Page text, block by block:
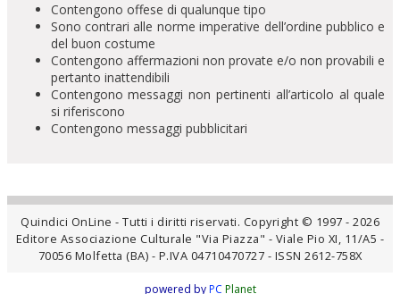
Contengono offese di qualunque tipo
Sono contrari alle norme imperative dell’ordine pubblico e
del buon costume
Contengono affermazioni non provate e/o non provabili e
pertanto inattendibili
Contengono messaggi non pertinenti all’articolo al quale
si riferiscono
Contengono messaggi pubblicitari
Quindici OnLine - Tutti i diritti riservati. Copyright © 1997 - 2026
Editore Associazione Culturale "Via Piazza" - Viale Pio XI, 11/A5 -
70056 Molfetta (BA) - P.IVA 04710470727 - ISSN 2612-758X
powered by PC Planet